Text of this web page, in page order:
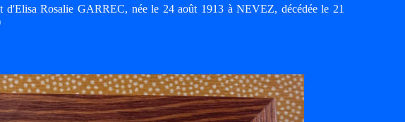
d'Elisa Rosalie GARREC, née le 24 août 1913 à NEVEZ, décédée le 21